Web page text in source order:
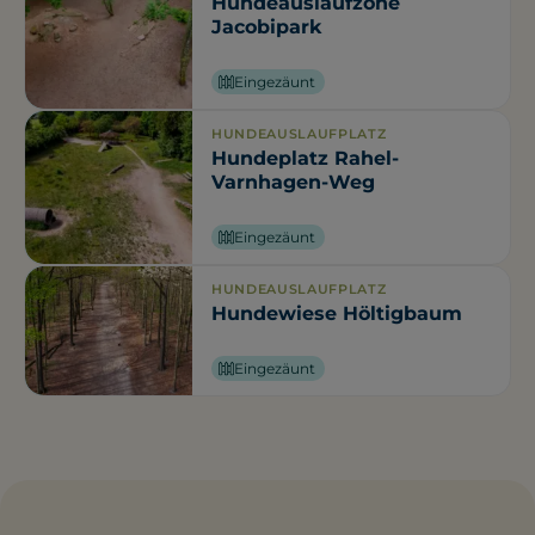
Jacobipark
Eingezäunt
HUNDEAUSLAUFPLATZ
Hundeplatz Rahel-
Varnhagen-Weg
Eingezäunt
HUNDEAUSLAUFPLATZ
Hundewiese Höltigbaum
Eingezäunt